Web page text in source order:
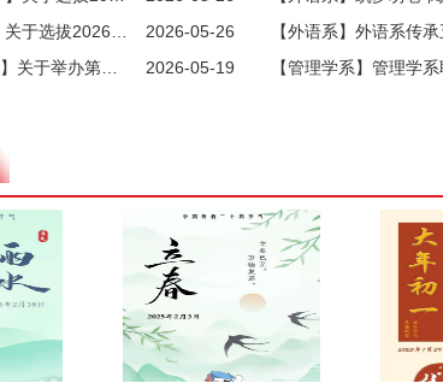
2026-05-26
2026-05-19